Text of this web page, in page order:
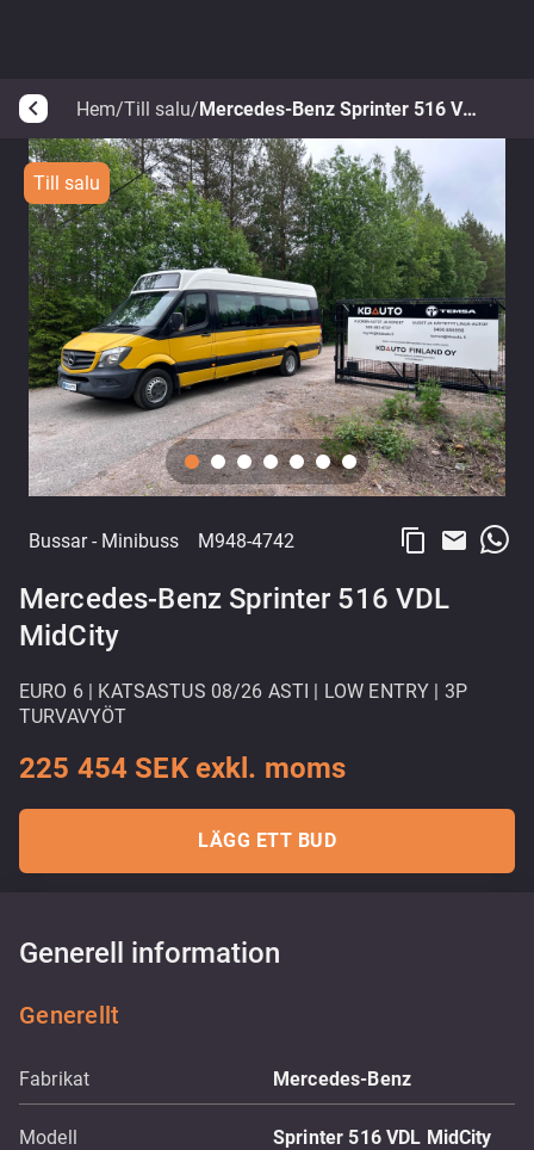
arrow_back_ios Hem/Till salu/ Mercedes-Benz Sprinter 516 VDL MidCity
Till salu
Bussar- Minibuss M948-4742 content_copy email
Mercedes-Benz Sprinter 516 VDL
MidCity
EURO 6 | KATSASTUS 08/26 ASTI | LOW ENTRY | 3P
TURVAVYÖT
225 454 SEK exkl. moms
LÄGG ETT BUD
Generell information
Generellt
Fabrikat Mercedes-Benz
Modell Sprinter 516 VDL MidCity